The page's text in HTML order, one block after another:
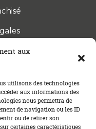
aux
utilisons des technologies
aux informations des
nous permettra de
de navigation ou les ID
ou de retirer son
certaines caractéristiques
pour être tenu au
concernant le
!